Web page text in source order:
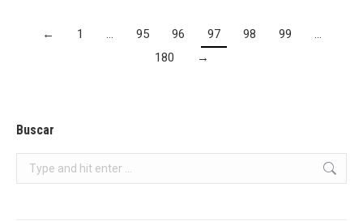
← 1 … 95 96 97 98 99
…
180
→
Buscar
Search: